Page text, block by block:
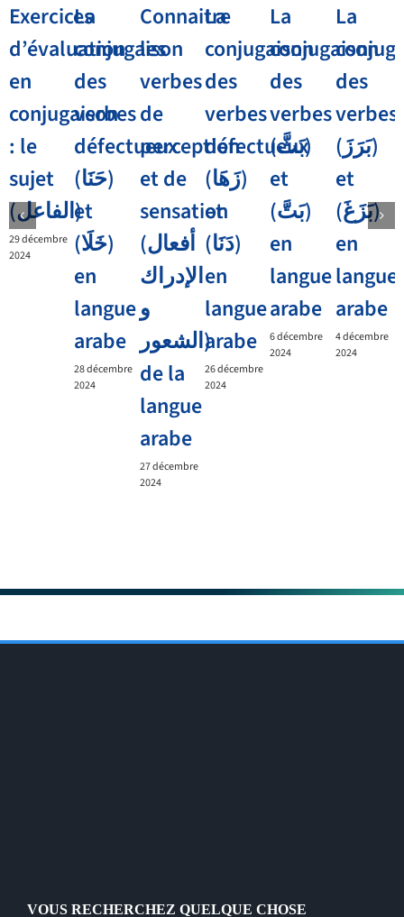
Exercices
d’évaluation
en
conjugaison
: le
sujet
(الفاعل)
29 décembre
2024
La
conjugaison
des
verbes
défectueux
(حَنَا)
et
(خَلَا)
en
langue
arabe
28 décembre
2024
Connaitre
les
verbes
de
perception
et de
sensation
(أفعال
الإدراك
و
الشعور)
de la
langue
arabe
27 décembre
2024
La
conjugaison
des
verbes
défectueux
(زَهَا)
et
(دَنَا)
en
langue
arabe
26 décembre
2024
La
conjugaison
des
verbes
(بَثَّ)
et
(بَتَّ)
en
langue
arabe
6 décembre
2024
La
des
verbes
(بَرَزَ)
et
(بَزَغَ)
en
langue
arabe
4 décembre
2024
VOUS RECHERCHEZ QUELQUE CHOSE